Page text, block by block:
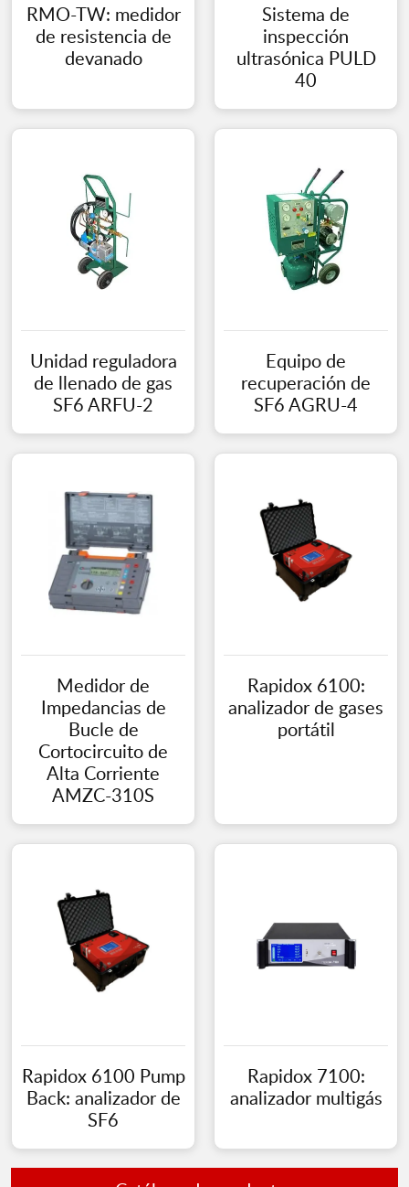
RMO-TW: medidor
de resistencia de
devanado
Sistema de
inspección
ultrasónica PULD
40
Unidad reguladora
de llenado de gas
SF6 ARFU-2
Equipo de
recuperación de
SF6 AGRU-4
Medidor de
Impedancias de
Bucle de
Cortocircuito de
Alta Corriente
AMZC-310S
Rapidox 6100:
analizador de gases
portátil
Rapidox 6100 Pump
Back: analizador de
SF6
Rapidox 7100:
analizador multigás